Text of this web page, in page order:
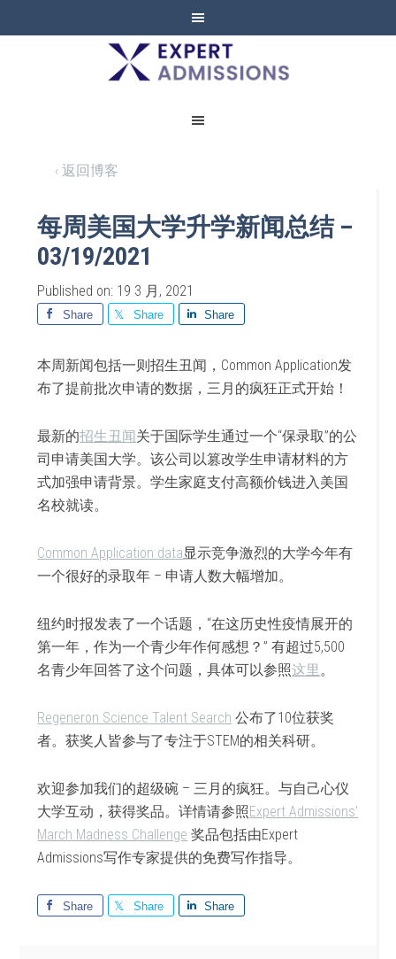
EXPERT
ADMISSIONS
‹ 返回博客
每周美国大学升学新闻总结 –
03/19/2021
Published on: 19 3 月, 2021
Share Share Share
本周新闻包括一则招生丑闻，Common Application发
布了提前批次申请的数据，三月的疯狂正式开始！
最新的招生丑闻关于国际学生通过一个“保录取”的公
司申请美国大学。该公司以篡改学生申请材料的方
式加强申请背景。学生家庭支付高额价钱进入美国
名校就读。
Common Application data显示竞争激烈的大学今年有
一个很好的录取年 – 申请人数大幅增加。
纽约时报发表了一个话题，“在这历史性疫情展开的
第一年，作为一个青少年作何感想？” 有超过5,500
名青少年回答了这个问题，具体可以参照这里。
Regeneron Science Talent Search 公布了10位获奖
者。获奖人皆参与了专注于STEM的相关科研。
欢迎参加我们的超级碗 – 三月的疯狂。与自己心仪
大学互动，获得奖品。详情请参照Expert Admissions’
March Madness Challenge 奖品包括由Expert
Admissions写作专家提供的免费写作指导。
Share Share Share